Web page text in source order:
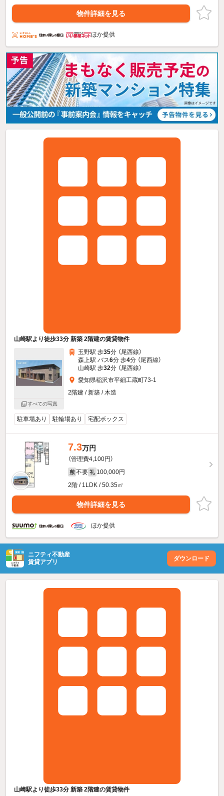
物件詳細を見る
ほか提供
山崎駅より徒歩33分 新築 2階建の賃貸物件
すべての写真
玉野駅 歩35分 （尾西線）
森上駅 バス6分 歩4分 （尾西線）
山崎駅 歩32分 （尾西線）
愛知県稲沢市平細工蔵町73-1
2階建 / 新築 / 木造
駐車場あり 駐輪場あり 宅配ボックス
7.3万円
（管理費4,100円）
敷 不要 礼 100,000円
2階 / 1LDK / 50.35㎡
物件詳細を見る
ほか提供
ニフティ不動産
賃貸アプリ
ダウンロード
山崎駅より徒歩33分 新築 2階建の賃貸物件